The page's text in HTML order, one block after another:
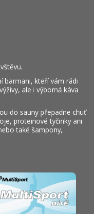
barmani, kteří vám rádi
ale i výborná káva
do sauny přepadne chuť
proteinové tyčinky ani
také šampony,